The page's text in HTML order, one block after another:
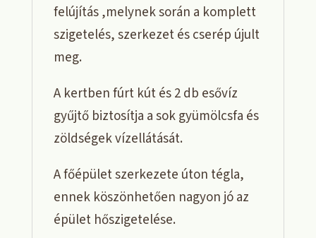
felújítás ,melynek során a komplett
szigetelés, szerkezet és cserép újult
meg.
A kertben fúrt kút és 2 db esővíz
gyűjtő biztosítja a sok gyümölcsfa és
zöldségek vízellátását.
A főépület szerkezete úton tégla,
ennek köszönhetően nagyon jó az
épület hőszigetelése.